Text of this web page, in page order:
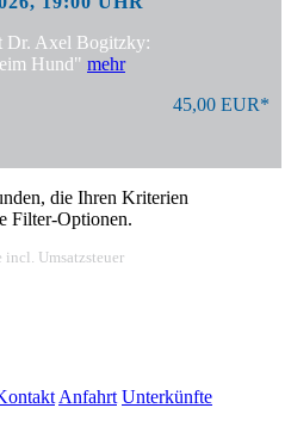
Dr. Axel Bogitzky:
Hund" mehr
45,00 EUR*
die Ihren Kriterien
Filter-Optionen.
incl. Umsatzsteuer
Anfahrt Unterkünfte